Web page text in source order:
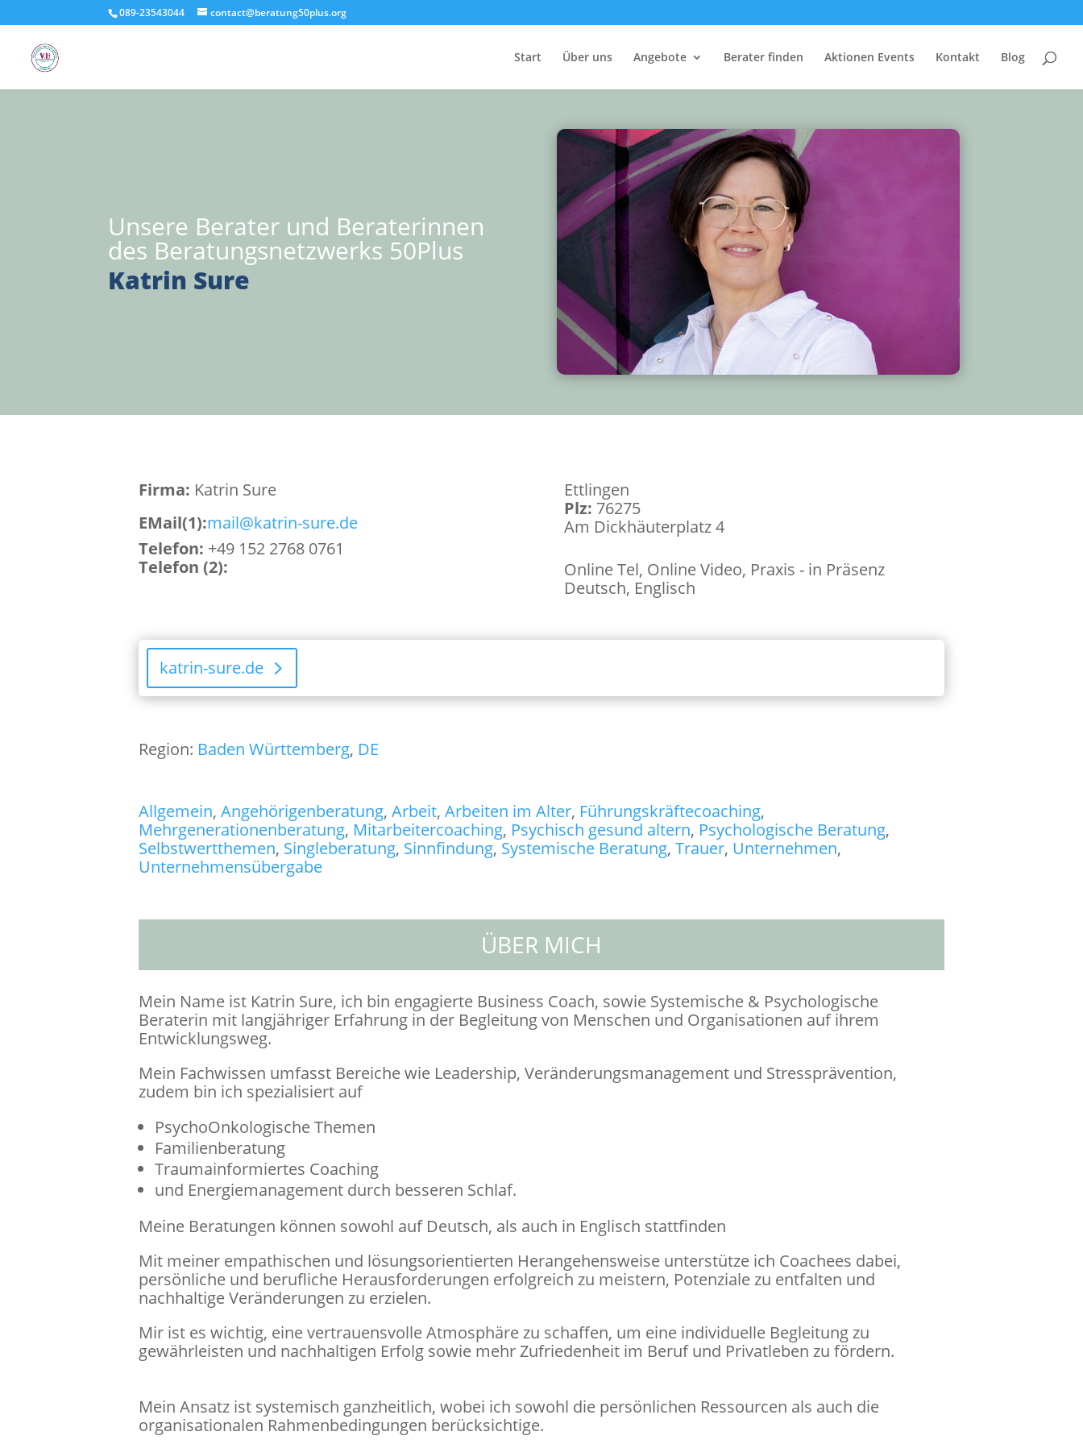
089-23543044 contact@beratung50plus.org
Start Über uns Angebote Berater finden Aktionen Events Kontakt Blog
Unsere Berater und Beraterinnen
des Beratungsnetzwerks 50Plus
Katrin Sure
Firma: Katrin Sure
EMail(1):mail@katrin-sure.de
Telefon: +49 152 2768 0761
Telefon (2):
Ettlingen
Plz: 76275
Am Dickhäuterplatz 4
Online Tel, Online Video, Praxis - in Präsenz
Deutsch, Englisch
katrin-sure.de
Region: Baden Württemberg, DE
Allgemein, Angehörigenberatung, Arbeit, Arbeiten im Alter, Führungskräftecoaching,
Mehrgenerationenberatung, Mitarbeitercoaching, Psychisch gesund altern, Psychologische Beratung,
Selbstwertthemen, Singleberatung, Sinnfindung, Systemische Beratung, Trauer, Unternehmen,
Unternehmensübergabe
ÜBER MICH
Mein Name ist Katrin Sure, ich bin engagierte Business Coach, sowie Systemische & Psychologische
Beraterin mit langjähriger Erfahrung in der Begleitung von Menschen und Organisationen auf ihrem
Entwicklungsweg.
Mein Fachwissen umfasst Bereiche wie Leadership, Veränderungsmanagement und Stressprävention,
zudem bin ich spezialisiert auf
PsychoOnkologische Themen
Familienberatung
Traumainformiertes Coaching
und Energiemanagement durch besseren Schlaf.
Meine Beratungen können sowohl auf Deutsch, als auch in Englisch stattfinden
Mit meiner empathischen und lösungsorientierten Herangehensweise unterstütze ich Coachees dabei,
persönliche und berufliche Herausforderungen erfolgreich zu meistern, Potenziale zu entfalten und
nachhaltige Veränderungen zu erzielen.
Mir ist es wichtig, eine vertrauensvolle Atmosphäre zu schaffen, um eine individuelle Begleitung zu
gewährleisten und nachhaltigen Erfolg sowie mehr Zufriedenheit im Beruf und Privatleben zu fördern.
Mein Ansatz ist systemisch ganzheitlich, wobei ich sowohl die persönlichen Ressourcen als auch die
organisationalen Rahmenbedingungen berücksichtige.